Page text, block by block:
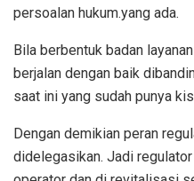
persoalan hukum.yang ada.
Bila berbentuk badan
berjalan dengan baik
saat ini yang sudah punya
Dengan demikian peran
didelegasikan. Jadi